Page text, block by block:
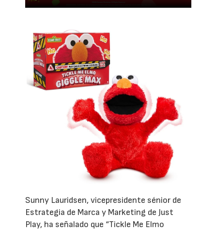
Sunny Lauridsen, vicepresidente sénior de
Estrategia de Marca y Marketing de Just
Play, ha señalado que “Tickle Me Elmo